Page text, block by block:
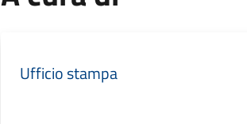
Ufficio stampa